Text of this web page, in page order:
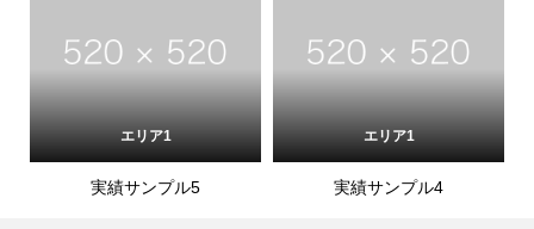
エリア1
実績サンプル5
エリア1
実績サンプル4